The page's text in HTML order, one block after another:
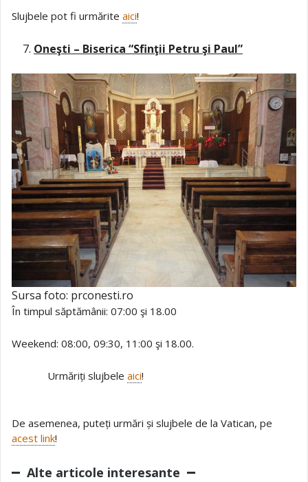
Slujbele pot fi urmărite aici!
Oneşti – Biserica “Sfinţii Petru şi Paul”
Sursa foto: prconesti.ro
În timpul săptămânii: 07:00 şi 18.00
Weekend: 08:00, 09:30, 11:00 şi 18.00.
Urmăriți slujbele aici!
De asemenea, puteți urmări și slujbele de la Vatican, pe
acest link!
Alte articole interesante